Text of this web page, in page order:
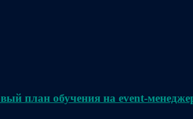
план обучения на event-